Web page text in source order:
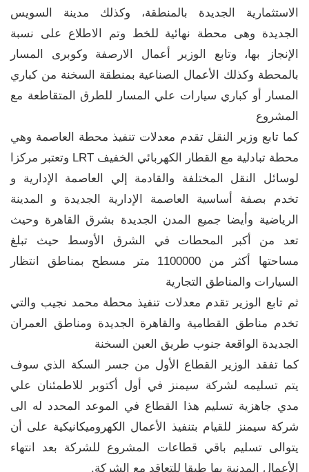
الاستثمارية الجديدة بالمنطقة، وكذلك مدينة السويس
الجديدة وهى محطة نهائية للخط وتم الاطلاع على نسبة
الإنجاز بها، وتابع الوزير أعمال الارصفة وكوبرى المسار
بالمحطة وكذلك الأعمال الصناعية بمنطقة السخنة من كباري
المسار أو كباري سيارات علي المسار للطرق المتقاطعة مع
المشروع
كما تابع وزير النقل تقدم معدلات تنفيذ محطة العاصمة وهي
محطة تبادلية مع القطار الكهربائي الخفيف LRT وتعتبر مركزا
لوسائل النقل المختلفة والقادمة إلي العاصمة الإدارية و
تخدم بصفة أساسية العاصمة الإدارية الجديدة و المدينة
الرياضية وأيضا جميع المدن الجديدة بشرق القاهرة وحيث
تعد من أكبر المحطات في الشرق الأوسط حيث تبلغ
مساحتها أكثر من 1100000 متر مسطح بمناطق انتظار
السيارات والمناطق التجارية
ثم تابع الوزير تقدم معدلات تنفيذ محطة محمد نجيب والتي
تخدم مناطق القطامية والقاهرة الجديدة ومناطق العمران
الجديدة الواقعة جنوب طريق العين السخنة
كما تفقد الوزير القطاع الأول من جسر السكة الذي سوف
يتم تسليمه لشركة سيمنز في أول أكتوبر للاطمئنان علي
مدي جاهزية تسليم هذا القطاع في الموعد المحدد له الى
شركة سيمنز للقيام بتنفيذ الأعمال الكهروميكانيكية على أن
يتوالى تسليم باقي قطاعات المشروع للشركة بعد انتهاء
الأعمال المدنية بها طبقا للتعاقد مع الشركة.